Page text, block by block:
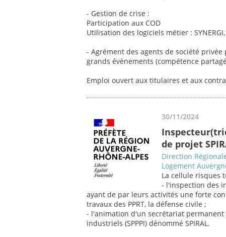
- Gestion de crise :
Participation aux COD
Utilisation des logiciels métier : SYNERGI,
- Agrément des agents de société
grands évènements (compétence
Emploi ouvert aux titulaires et aux
30/11/2024
de projet
Direction
Logement
La cellule risques
- l'inspection des
ayant de par leurs activités une forte
travaux des PPRT, la défense civile ;
- l'animation d'un secrétariat
industriels (SPPPI) dénommé SPIRAL.